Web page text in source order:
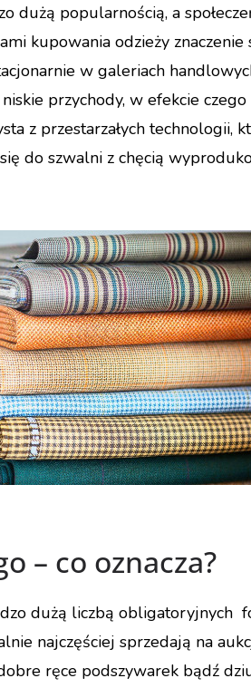
dużą popularnością, a
kupowania odzieży znaczenie
w galeriach
przychody, w efekcie
z przestarzałych technologii,
do szwalni z chęcią
– co oznacza?
dużą liczbą obligatoryjnych
najczęściej sprzedają na
ręce podszywarek bądź